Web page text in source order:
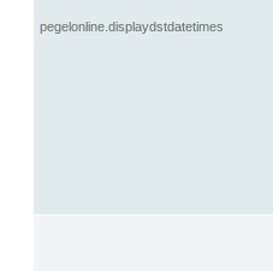
pegelonline.displaydstdatetimes